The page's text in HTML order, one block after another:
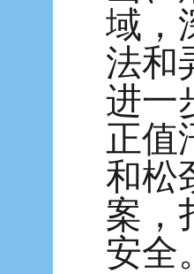
域，
法和
进一
正值
和松
案，
安全。